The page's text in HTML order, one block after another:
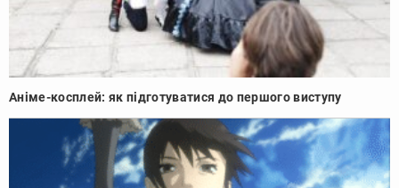
Аніме-косплей: як підготуватися до першого виступу